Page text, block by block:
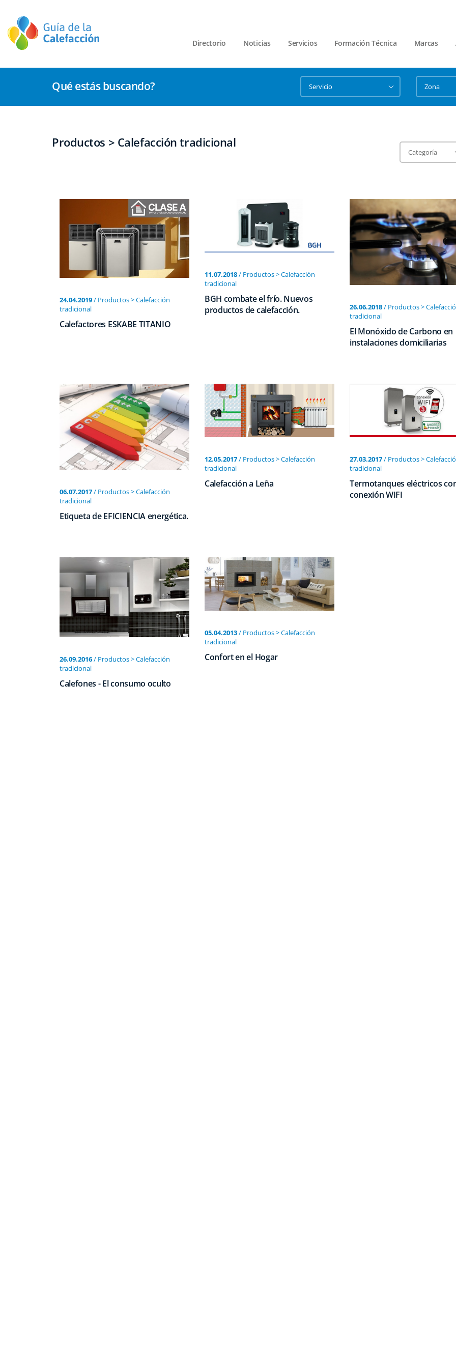
Directorio Noticias Servicios Formación Técnica Marcas
Qué estás buscando?
Productos > Calefacción tradicional
24.04.2019/ Productos > Calefacción
tradicional
Calefactores ESKABE TITANIO
11.07.2018/ Productos > Calefacción
tradicional
BGH combate el frío. Nuevos
productos de calefacción.
26.06.2018/ Productos >
tradicional
El Monóxido de Carbono en
instalaciones domiciliarias
06.07.2017/ Productos > Calefacción
tradicional
Etiqueta de EFICIENCIA energética.
12.05.2017/ Productos > Calefacción
tradicional
Calefacción a Leña
27.03.2017/ Productos >
tradicional
Termotanques eléctricos
conexión WIFI
26.09.2016/ Productos > Calefacción
tradicional
Calefones - El consumo oculto
05.04.2013/ Productos > Calefacción
tradicional
Confort en el Hogar